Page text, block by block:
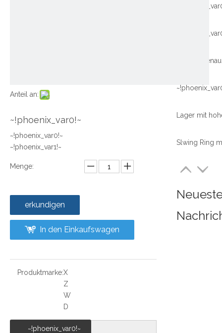
Anteil an:
~!phoenix_var0!~
~!phoenix_var0!~
~!phoenix_var1!~
Menge:
erkundigen
In den Einkaufswagen
Produktmarke:X
Z
W
D
~!phoenix_var0!~